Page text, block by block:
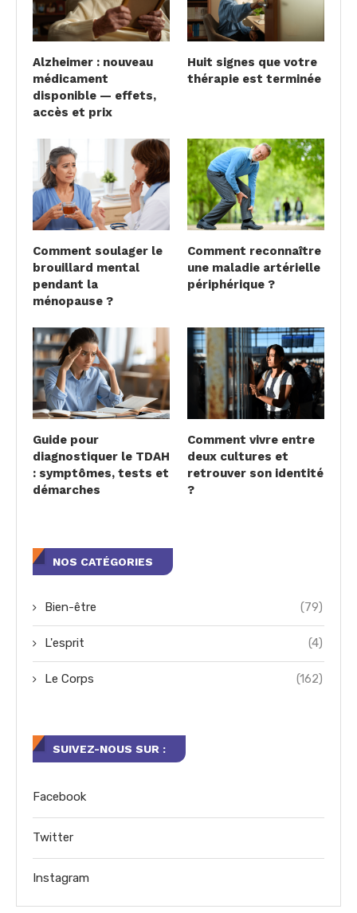
Alzheimer : nouveau
médicament
disponible — effets,
accès et prix
Huit signes que votre
thérapie est terminée
Comment soulager le
brouillard mental
pendant la
ménopause ?
Comment reconnaître
une maladie artérielle
périphérique ?
Guide pour
diagnostiquer le TDAH
: symptômes, tests et
démarches
Comment vivre entre
deux cultures et
retrouver son identité
?
NOS CATÉGORIES
Bien-être (79)
L'esprit (4)
Le Corps (162)
SUIVEZ-NOUS SUR :
Facebook
Twitter
Instagram